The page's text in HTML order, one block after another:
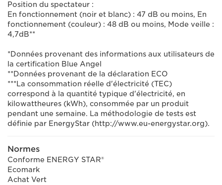
Position du spectateur :
En fonctionnement (noir et blanc) : 47 dB ou moins, En
fonctionnement (couleur) : 48 dB ou moins, Mode veille :
4,7dB**
*Données provenant des informations aux utilisateurs de
la certification Blue Angel
**Données provenant de la déclaration ECO
***La consommation réelle d'électricité (TEC)
correspond à la quantité typique d'électricité, en
kilowattheures (kWh), consommée par un produit
pendant une semaine. La méthodologie de tests est
définie par EnergyStar (http://www.eu-energystar.org).
Normes
Conforme ENERGY STAR®
Ecomark
Achat Vert